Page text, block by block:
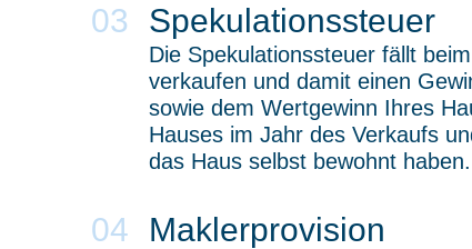
Spekulationssteuer
Die Spekulationssteuer fällt
verkaufen und damit einen
sowie dem Wertgewinn Ihres
Hauses im Jahr des Verkaufs
das Haus selbst bewohnt haben.
Maklerprovision